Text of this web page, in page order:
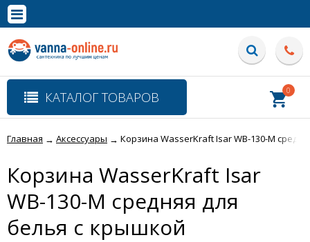
Полная версия сайта
КАТАЛОГ ТОВАРОВ 0
Главная → Аксессуары → Корзина WasserKraft Isar WB-130-M
Корзина WasserKraft Isar
WB-130-M средняя для
белья с крышкой